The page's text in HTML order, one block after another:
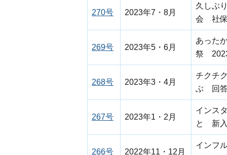
270号 2023年7・8月
久しぶ
会 社保
269号 2023年5・6月
あった
祭
268号 2023年3・4月
チクチ
ぶ 回答
267号 2023年1・2月
インス
と 新
266号 2022年11・12月
インフ